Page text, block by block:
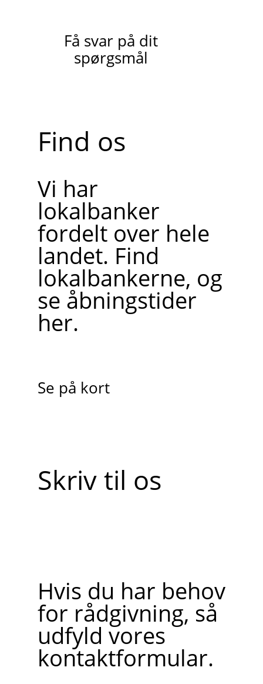
Få svar på dit
spørgsmål
Find os
Vi har
lokalbanker
fordelt over hele
landet. Find
lokalbankerne, og
se åbningstider
her.
Se på kort
Skriv til os
Hvis du har behov
for rådgivning, så
udfyld vores
kontaktformular.